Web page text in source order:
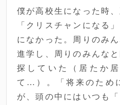
僕が高校生になった時
「クリスチャンになる
になかった。周りのみ
進学し、周りのみんな
探していた（居たか
て…）。「将来のため
が、頭の中にはいつも